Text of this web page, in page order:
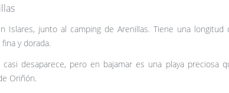
Islares, junto al camping de Arenillas. Tiene una longitud
y dorada.
casi desaparece, pero en bajamar es una playa preciosa
Oriñón.